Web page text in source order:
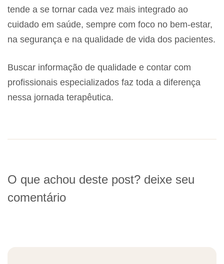
tende a se tornar cada vez mais integrado ao
cuidado em saúde, sempre com foco no bem-estar,
na segurança e na qualidade de vida dos pacientes.
Buscar informação de qualidade e contar com
profissionais especializados faz toda a diferença
nessa jornada terapêutica.
O que achou deste post? deixe seu
comentário